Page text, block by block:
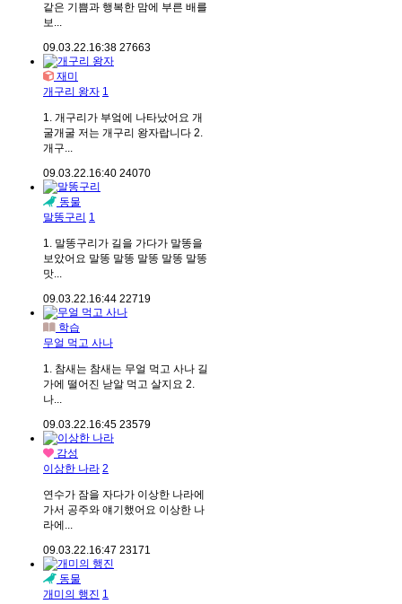
같은 기쁨과 행복한 맘에 부른 배를
보...
09.03.22.16:38 27663
재미
개구리 왕자 1
1. 개구리가 부엌에 나타났어요 개
굴개굴 저는 개구리 왕자랍니다 2.
개구...
09.03.22.16:40 24070
동물
말똥구리 1
1. 말똥구리가 길을 가다가 말똥을
보았어요 말똥 말똥 말똥 말똥 말똥
맛...
09.03.22.16:44 22719
학습
무얼 먹고 사나
1. 참새는 참새는 무얼 먹고 사나 길
가에 떨어진 낟알 먹고 살지요 2.
나...
09.03.22.16:45 23579
감성
이상한 나라 2
연수가 잠을 자다가 이상한 나라에
가서 공주와 얘기했어요 이상한 나
라에...
09.03.22.16:47 23171
동물
개미의 행진 1